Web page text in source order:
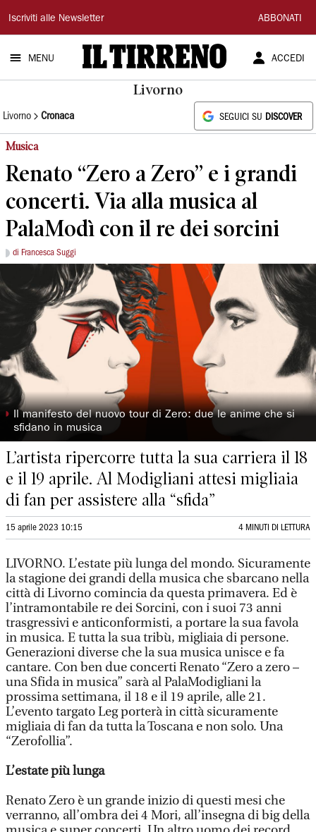
Il
Tirreno
Iscriviti alle Newsletter ABBONATI
MENU ACCEDI
Livorno
Livorno Cronaca SEGUICI SU DISCOVER
Musica
Renato “Zero a Zero” e i grandi
concerti. Via alla musica al
PalaModì con il re dei sorcini
di Francesca Suggi
◗ Il manifesto del nuovo tour di Zero: due le anime che si
sfidano in musica
L’artista ripercorre tutta la sua carriera il 18
e il 19 aprile. Al Modigliani attesi migliaia
di fan per assistere alla “sfida”
15 aprile 2023 10:15 4 MINUTI DI LETTURA
LIVORNO. L’estate più lunga del mondo. Sicuramente
la stagione dei grandi della musica che sbarcano nella
città di Livorno comincia da questa primavera. Ed è
l’intramontabile re dei Sorcini, con i suoi 73 anni
trasgressivi e anticonformisti, a portare la sua favola
in musica. E tutta la sua tribù, migliaia di persone.
Generazioni diverse che la sua musica unisce e fa
cantare. Con ben due concerti Renato “Zero a zero –
una Sfida in musica” sarà al PalaModigliani la
prossima settimana, il 18 e il 19 aprile, alle 21.
L’evento targato Leg porterà in città sicuramente
migliaia di fan da tutta la Toscana e non solo. Una
“Zerofollia”.
L’estate più lunga
Renato Zero è un grande inizio di questi mesi che
verranno, all’ombra dei 4 Mori, all’insegna di big della